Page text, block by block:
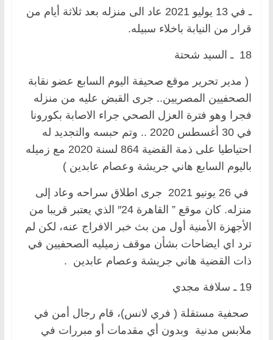
ـ في 13 يوليو 2021 عاد الى منزله بعد ثلاثة أيام من
قرار من النيابة باخلاء سبيله.
18 ـ السيد شحتة
( مدير تحرير موقع صحيفة اليوم السابع عضو نقابة
الصحفيين المصريين.. جرى القبض عليه من منزله
فجرا وهو فترة العزل الصحي جراء الاصابة بكورونا
في 30 أغسطس 2020 .. وتم حبسه والتجديد له
احتياطيا على ذمة القضية 864 لسنة 2020 مع زميله
باليوم السابع هاني جريشة وعصام عابدين )
في 26 يونيو 2021 جرى اطلاق سراحه وعاد إلى
منزله. كان موقع ” القاهرة 24″ الذي يعتبر قريبا من
الأجهزة الأمنية أول من بث خبر الافراج عنه، لكن لم
ترد اي ايضاحات بشأن موقف زميليه الصحفيين في
ذات القضية هاني جريشة وعصام عابدين .
19 ـ سلافة مجدي
صحفية مستقلة ( فري لانس)، قام رجال أمن في
ملابس مدنية وبدون أي مقدمات أو مبررات في